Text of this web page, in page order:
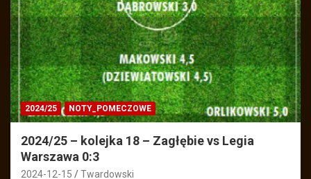
2024/25 NOTY_POMECZOWE
2024/25 – kolejka 18 – Zagłębie vs Legia
Warszawa 0:3
2024-12-15 Twardowski